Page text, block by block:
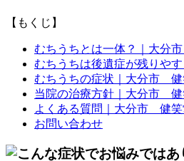
【もくじ】
むちうちとは一体？｜大分
むちうちは後遺症が残りや
むちうちの症状｜大分市 健
当院の治療方針｜大分市 健
よくある質問｜大分市 健笑
お問い合わせ